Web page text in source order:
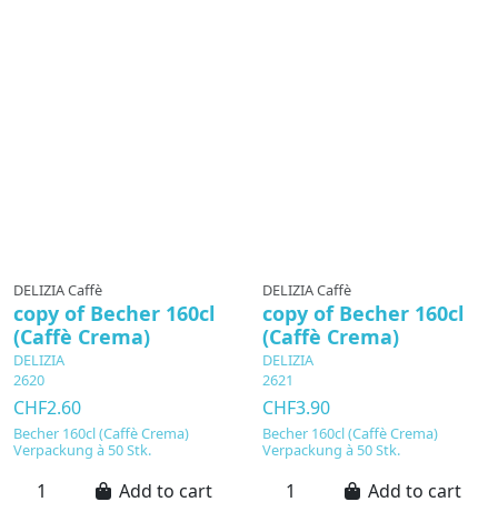
DELIZIA Caffè
copy of Becher 160cl
(Caffè Crema)
DELIZIA
2620
CHF2.60
Becher 160cl (Caffè Crema)
Verpackung à 50 Stk.
Add to cart
DELIZIA Caffè
copy of Becher 160cl
(Caffè Crema)
DELIZIA
2621
CHF3.90
Becher 160cl (Caffè Crema)
Verpackung à 50 Stk.
Add to cart